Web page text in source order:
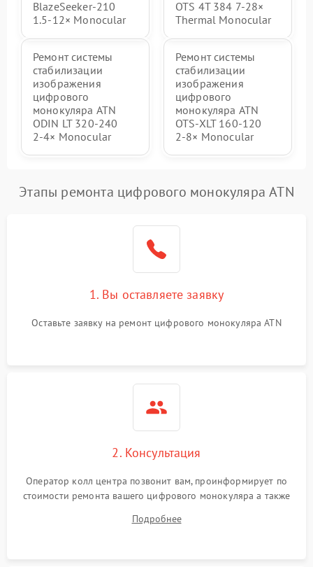
BlazeSeeker‑210
1.5‑12× Monocular
OTS 4T 384 7‑28×
Thermal Monocular
Ремонт системы
стабилизации
изображения
цифрового
монокуляра ATN
ODIN LT 320‑240
2‑4× Monocular
Ремонт системы
стабилизации
изображения
цифрового
монокуляра ATN
OTS‑XLT 160‑120
2‑8× Monocular
Этапы ремонта цифрового монокуляра ATN
1. Вы оставляете заявку
Оставьте заявку на ремонт цифрового монокуляра ATN
2. Консультация
Оператор колл центра позвонит вам, проинформирует по
стоимости ремонта вашего цифрового монокуляра а также
Подробнее